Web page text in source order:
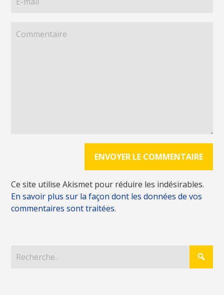
Ce site utilise Akismet pour réduire les indésirables.
En savoir plus sur la façon dont les données de vos
commentaires sont traitées.